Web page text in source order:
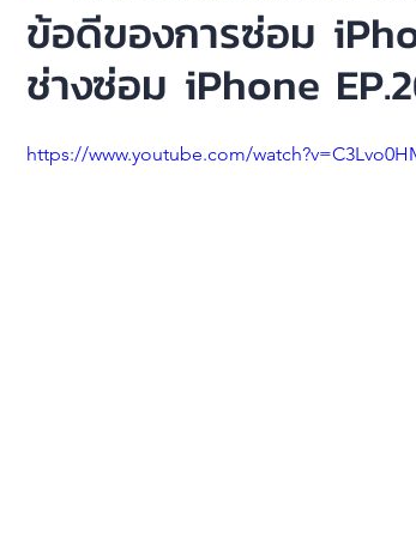
ข้อดีของการซ่อม
ช่างซ่อม iPhone
https://www.youtube.com/